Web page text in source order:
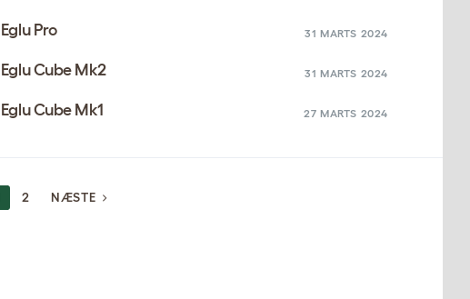
Pro 31 MARTS 2024
Cube Mk2 31 MARTS 2024
Cube Mk1 27 MARTS 2024
2 NÆSTE